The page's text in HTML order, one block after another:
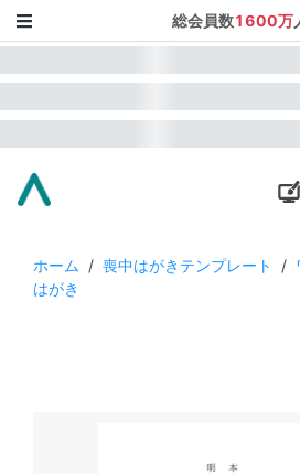
総会員数1600万
ホーム / 喪中はがきテンプレート /
はがき